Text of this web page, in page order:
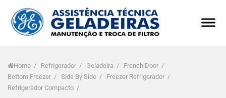
Home / Refrigerador / Geladeira / French Door /
Bottom Freezer / Side By Side / Freezer Refrigerador /
Refrigerador Compacto /